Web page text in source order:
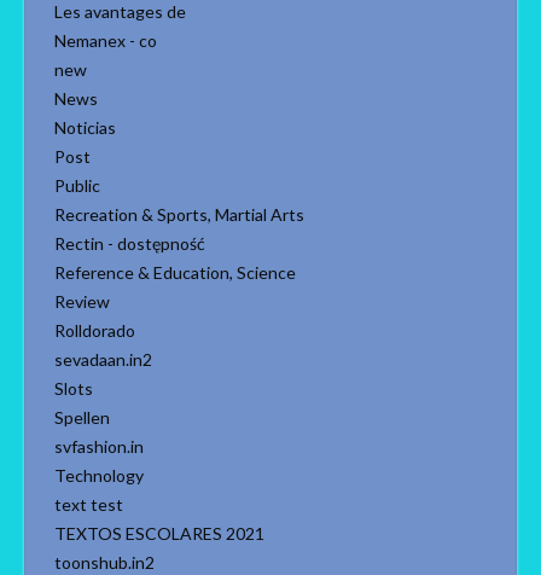
Les avantages de
Nemanex - co
new
News
Noticias
Post
Public
Recreation & Sports, Martial Arts
Rectin - dostępność
Reference & Education, Science
Review
Rolldorado
sevadaan.in2
Slots
Spellen
svfashion.in
Technology
text test
TEXTOS ESCOLARES 2021
toonshub.in2